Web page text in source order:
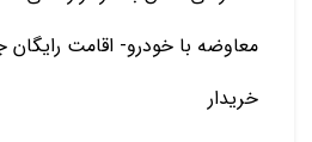
معاوضه با خودرو- اقامت رایگان
خریدار